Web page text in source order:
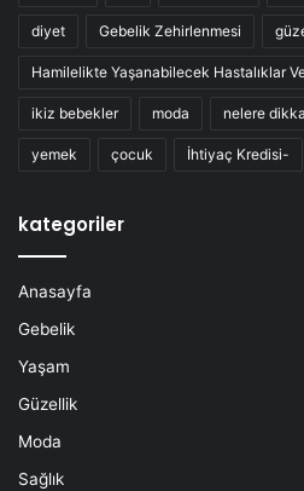
diyet Gebelik Zehirlenmesi
Hamilelikte Yaşanabilecek Hastalıklar
ikiz bebekler moda nelere
yemek çocuk İhtiyaç Kredisi-
kategoriler
Anasayfa
Gebelik
Yaşam
Güzellik
Moda
Sağlık